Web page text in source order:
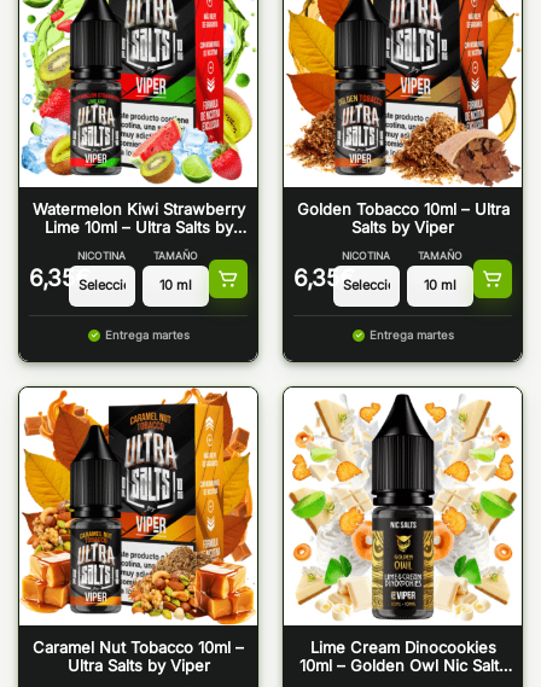
Watermelon Kiwi Strawberry
Lime 10ml – Ultra Salts by
6,35 €
NICOTINA TAMAÑO
Entrega martes
Golden Tobacco 10ml – Ultra
Salts by Viper
6,35 €
NICOTINA TAMAÑO
Entrega martes
Caramel Nut Tobacco 10ml –
Ultra Salts by Viper
Lime Cream Dinocookies
10ml – Golden Owl Nic Salts